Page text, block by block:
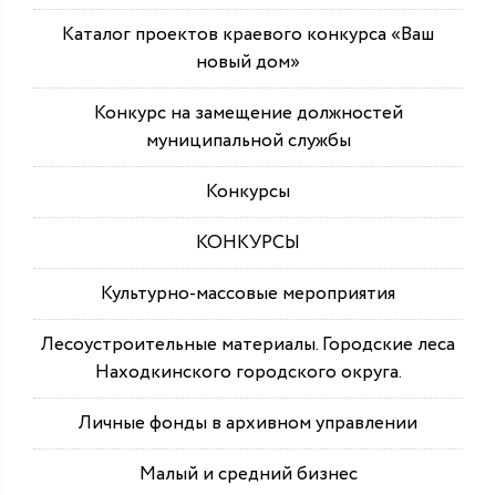
Каталог проектов краевого конкурса «Ваш
новый дом»
Конкурс на замещение должностей
муниципальной службы
Конкурсы
КОНКУРСЫ
Культурно-массовые мероприятия
Лесоустроительные материалы. Городские леса
Находкинского городского округа.
Личные фонды в архивном управлении
Малый и средний бизнес